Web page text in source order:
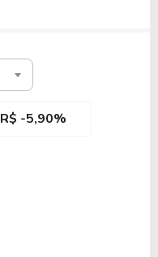
R$ -5,90%